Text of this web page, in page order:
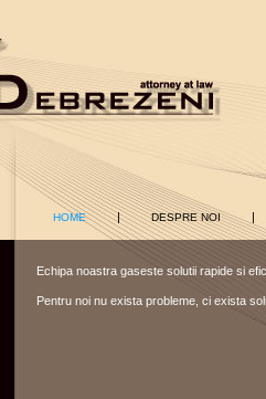
HOME | DESPRE NOI |
Echipa noastra gaseste solutii rapide si
Pentru noi nu exista probleme, ci exista